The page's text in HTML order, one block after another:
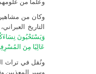
وعلما من
وكان من
التاريخ
وَيَسْتَحْيُونَ
عَالِيًا مِنَ
ونُقل في تراث
وسير المعذِبين